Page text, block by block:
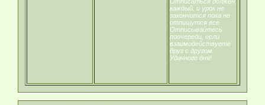
каждый, и урок не
закончится пока не
отпишутся все.
Отписывайтесь
поочереди, если
взаимодействуете
друг с другом.
Удачного дня!